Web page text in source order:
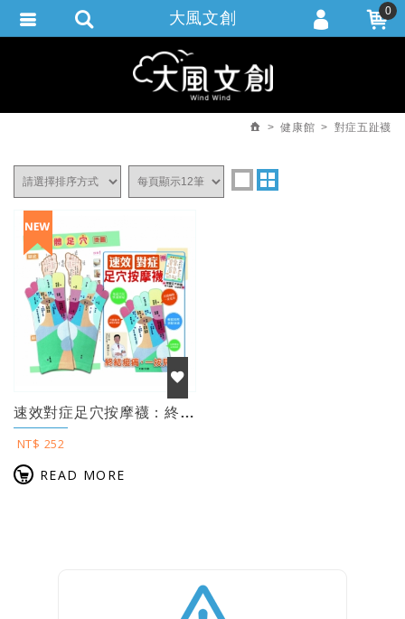
健康館 對症五趾襪
速效對症足穴按摩襪：終結痠痛，一按見效！ 【附健體足穴掛圖】
NT$ 252
READ MORE
大風文創 0
會員登入
會員註冊
追蹤清單
繁體中文